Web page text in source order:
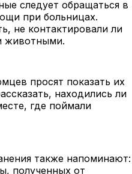
следует обращаться в
при больницах.
не контактировали ли
животными.
просят показать их
находились ли
где поймали
также напоминают:
полученных от